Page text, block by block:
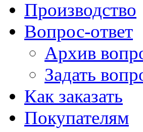
Производство
Вопрос-ответ
Архив
Задать
Как заказать
Покупателям